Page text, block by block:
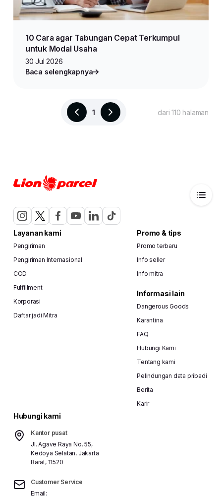
10 Cara agar Tabungan Cepat Terkumpul
untuk Modal Usaha
30 Jul 2026
Baca selengkapnya
1 dari 110 halaman
Layanan kami
Pengiriman
Pengiriman Internasional
COD
Fulfillment
Korporasi
Daftar jadi Mitra
Promo & tips
Promo terbaru
Info seller
Info mitra
Informasi lain
Dangerous Goods
Karantina
FAQ
Hubungi Kami
Tentang kami
Pelindungan data pribadi
Berita
Karir
Hubungi kami
Kantor pusat
Jl. Agave Raya No. 55,
Kedoya Selatan, Jakarta
Barat, 11520
Customer Service
Email: